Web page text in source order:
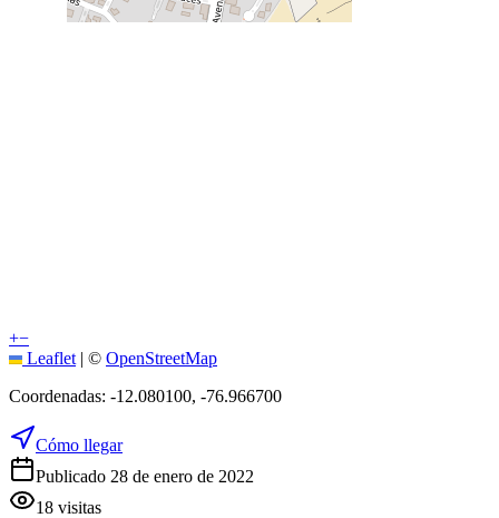
+−
Leaflet | © OpenStreetMap
Coordenadas: -12.080100, -76.966700
Cómo llegar
Publicado 28 de enero de 2022
18 visitas